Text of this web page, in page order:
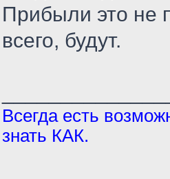
Прибыли это не
всего, будут.
Всегда есть
знать КАК.